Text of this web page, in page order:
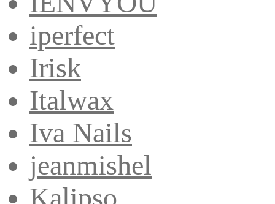
iperfect
Irisk
Italwax
Iva Nails
jeanmishel
Kalipso